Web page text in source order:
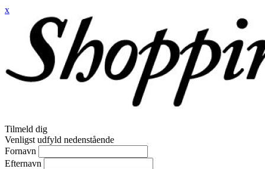
x
Tilmeld dig
Venligst udfyld nedenstående
Fornavn
Efternavn